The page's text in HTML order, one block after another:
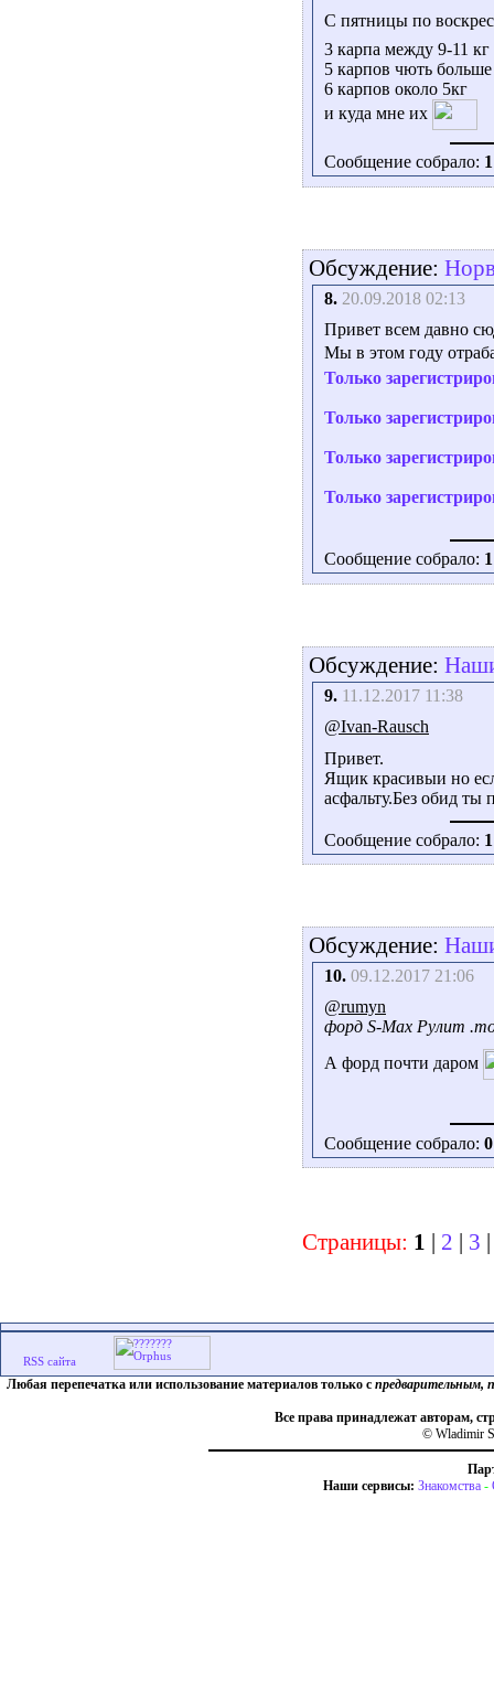
С пятницы по
3 карпа между 9-11 кг
5 карпов чють больше
6 карпов около 5кг
и куда мне их
Сообщение собрало: 1
Обсуждение:
8. 20.09.2018 02:13
Привет всем давно
Мы в этом году
Только
Только
Только
Только
Сообщение собрало: 1
Обсуждение:
9. 11.12.2017 11:38
@Ivan-Rausch
Привет.
Ящик красивыи но
асфальту.Без обид ты
Сообщение собрало: 1
Обсуждение:
10. 09.12.2017 21:06
@rumyn
форд S-Max Рулит
А форд почти даром
Сообщение собрало: 0
Страницы: 1 2 3
Любая перепечатка или использование материалов только с предварительным,
Все права принадлежат авторам,
© Wladimir
Наши сервисы: Знакомства -